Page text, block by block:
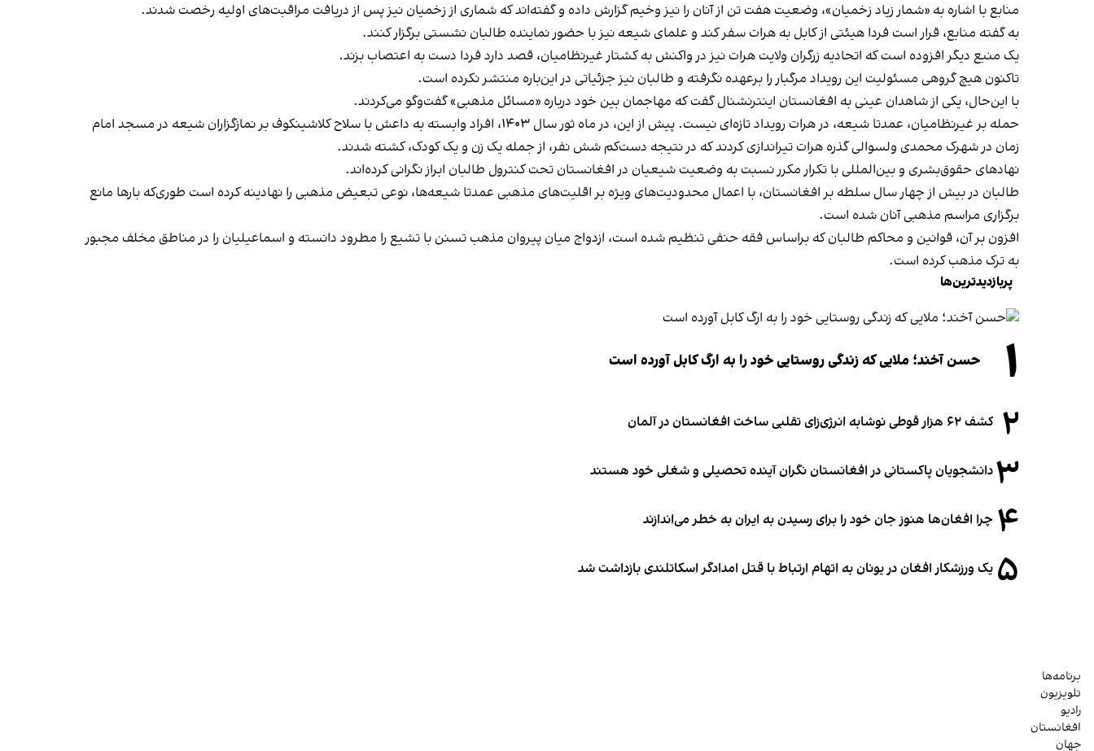
منابع با اشاره به «شمار زیاد زخمیان»، وضعیت هفت تن از آنان را نیز وخیم گزارش داده‌ و گفته‌اند که شماری از زخمیان نیز پس از دریافت مراقبت‌های اولیه رخصت شدند.
به گفته منابع، قرار است فردا هیئتی از کابل به هرات سفر کند و علمای شیعه نیز با حضور نماینده طالبان نشستی برگزار کنند.
یک منبع دیگر افزوده است که اتحادیه زرگران ولایت هرات نیز در واکنش به کشتار غیرنظامیان، قصد دارد فردا دست به اعتصاب بزند.
تاکنون هیچ گروهی مسئولیت این رویداد مرگبار را برعهده نگرفته و طالبان نیز جزئیاتی در این‌باره منتشر نکرده است.
با این‌حال، یکی از شاهدان عینی به افغانستان اینترنشنال گفت که مهاجمان بین خود درباره «مسائل مذهبی» گفت‌وگو می‌کردند.
حمله بر غیرنظامیان، عمدتا شیعه، در هرات رویداد تازه‌ای نیست. پیش از این، در ماه ثور سال ۱۴۰۳، افراد وابسته به داعش با سلاح کلاشینکوف بر نمازگزاران شیعه در مسجد امام
زمان در شهرک محمدی ولسوالی گذره هرات تیراندازی کردند که در نتیجه دست‌کم شش نفر، از جمله یک زن و یک کودک، کشته شدند.
نهادهای حقوق‌بشری و بین‌المللی با تکرار مکرر نسبت به وضعیت شیعیان در افغانستان تحت کنترول طالبان ابراز نگرانی کرده‌اند.
طالبان در بیش از چهار سال سلطه بر افغانستان، با اعمال محدودیت‌های ویژه بر اقلیت‌های مذهبی عمدتا شیعه‌ها، نوعی تبعیض مذهبی را نهادینه کرده است طوری‌که بارها مانع
برگزاری مراسم مذهبی آنان شده است.
افزون بر آن، قوانین و محاکم طالبان که براساس فقه حنفی تنظیم شده است، ازدواج میان پیروان مذهب تسنن با تشیع را مطرود دانسته و اسماعیلیان را در مناطق مخلف مجبور
به ترک مذهب کرده است.
پربازدیدترین‌ها
۱ حسن آخند؛ ملایی که زندگی روستایی خود را به ارگ کابل آورده است
۲ کشف ۶۲ هزار قوطی نوشابه انرژی‌زای تقلبی ساخت افغانستان در آلمان
۳دانشجویان پاکستانی در افغانستان نگران آینده تحصیلی و شغلی خود هستند
۴ چرا افغان‌ها هنوز جان خود را برای رسیدن به ایران به خطر می‌اندازند
۵ یک ورزشکار افغان در یونان به اتهام ارتباط با قتل امدادگر اسکاتلندی بازداشت شد
برنامه‌ها
تلویزیون
رادیو
افغانستان
جهان